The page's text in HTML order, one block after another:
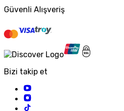
Güvenli Alışveriş
Bizi takip et